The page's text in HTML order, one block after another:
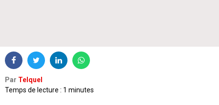
Par Telquel
Temps de lecture : 1 minutes